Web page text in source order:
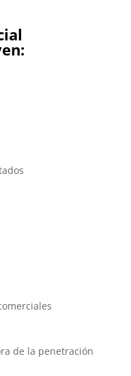
de la penetración